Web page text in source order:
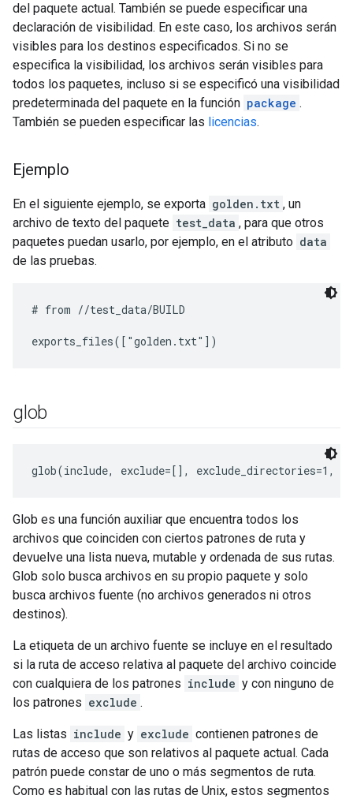
del paquete actual. También se puede especificar una
declaración de visibilidad. En este caso, los archivos serán
visibles para los destinos especificados. Si no se
especifica la visibilidad, los archivos serán visibles para
todos los paquetes, incluso si se especificó una visibilidad
predeterminada del paquete en la función package .
También se pueden especificar las licencias.
Ejemplo
En el siguiente ejemplo, se exporta golden.txt , un
archivo de texto del paquete test_data , para que otros
paquetes puedan usarlo, por ejemplo, en el atributo data
de las pruebas.
# from //test_data/BUILD
glob
glob(include, exclude=[], exclude_directories=1,
Glob es una función auxiliar que encuentra todos los
archivos que coinciden con ciertos patrones de ruta y
devuelve una lista nueva, mutable y ordenada de sus rutas.
Glob solo busca archivos en su propio paquete y solo
busca archivos fuente (no archivos generados ni otros
destinos).
La etiqueta de un archivo fuente se incluye en el resultado
si la ruta de acceso relativa al paquete del archivo coincide
con cualquiera de los patrones include y con ninguno de
los patrones exclude .
Las listas include y exclude contienen patrones de
rutas de acceso que son relativos al paquete actual. Cada
patrón puede constar de uno o más segmentos de ruta.
Como es habitual con las rutas de Unix, estos segmentos